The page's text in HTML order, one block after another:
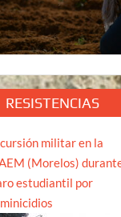
RESISTENCIAS
militar en la
(Morelos)
estudiantil por